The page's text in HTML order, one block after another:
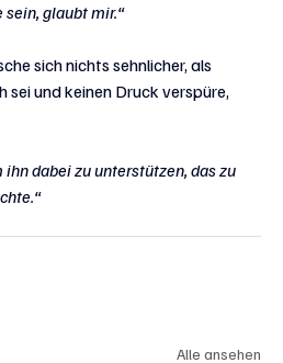
glaubt mir.“
sich nichts sehnlicher, als
sei und keinen Druck verspüre,
ihn dabei zu unterstützen, das zu
Alle ansehen